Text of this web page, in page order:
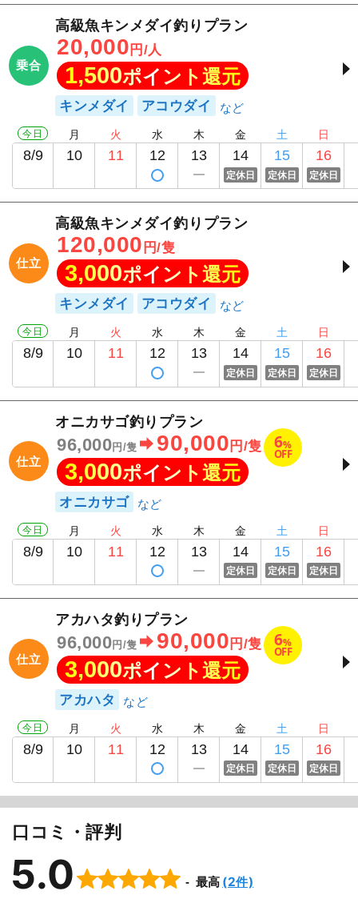
乗合
高級魚キンメダイ釣りプラン
20,000 円/人
1,500ポイント還元
キンメダイ アコウダイ
今日
8/9
月
10
火
11
水
12
木
13
金
14
定休日
土
15
定休日
日
16
定休日
仕立
高級魚キンメダイ釣りプラン
120,000 円/隻
3,000ポイント還元
キンメダイ アコウダイ
今日
8/9
月
10
火
11
水
12
木
13
金
14
定休日
土
15
定休日
日
16
定休日
仕立
オニカサゴ釣りプラン
96,000円/隻 90,000 円/隻 6%
OFF
3,000ポイント還元
オニカサゴ
今日
8/9
月
10
火
11
水
12
木
13
金
14
定休日
土
15
定休日
日
16
定休日
仕立
アカハタ釣りプラン
96,000円/隻 90,000 円/隻 6%
OFF
3,000ポイント還元
アカハタ
今日
8/9
月
10
火
11
水
12
木
13
金
14
定休日
土
15
定休日
日
16
定休日
口コミ・評判
5.0 最高 (2件)